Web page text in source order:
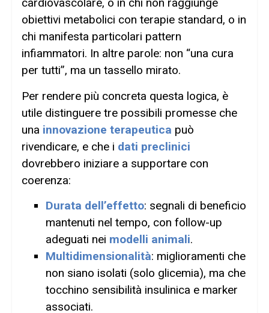
cardiovascolare, o in chi non raggiunge
obiettivi metabolici con terapie standard, o in
chi manifesta particolari pattern
infiammatori. In altre parole: non “una cura
per tutti”, ma un tassello mirato.
Per rendere più concreta questa logica, è
utile distinguere tre possibili promesse che
una innovazione terapeutica può
rivendicare, e che i dati preclinici
dovrebbero iniziare a supportare con
coerenza:
Durata dell’effetto: segnali di beneficio
mantenuti nel tempo, con follow-up
adeguati nei modelli animali.
Multidimensionalità: miglioramenti che
non siano isolati (solo glicemia), ma che
tocchino sensibilità insulinica e marker
associati.